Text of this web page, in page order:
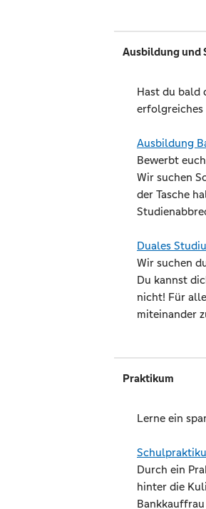
Ausbildung und
Hast du bald
erfolgreiches
Ausbildung
Bewerbt
Wir suchen
der Tasche
Duales
Wir suchen
Du kannst
nicht! Für
miteinander
Praktikum
Lerne ein
Durch ein
hinter die